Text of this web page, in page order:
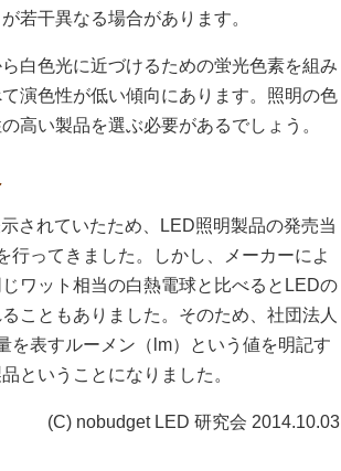
若干異なる場合があります。
白色光に近づけるための蛍光色素を組み
演色性が低い傾向にあります。照明の色
高い製品を選ぶ必要があるでしょう。
されていたため、LED照明製品の発売当
ってきました。しかし、メーカーによ
ワット相当の白熱電球と比べるとLEDの
こともありました。そのため、社団法人
を表すルーメン（lm）という値を明記す
ということになりました。
(C) nobudget LED 研究会 2014.10.03